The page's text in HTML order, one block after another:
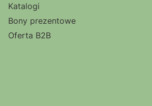
Katalogi
Bony prezentowe
Oferta B2B